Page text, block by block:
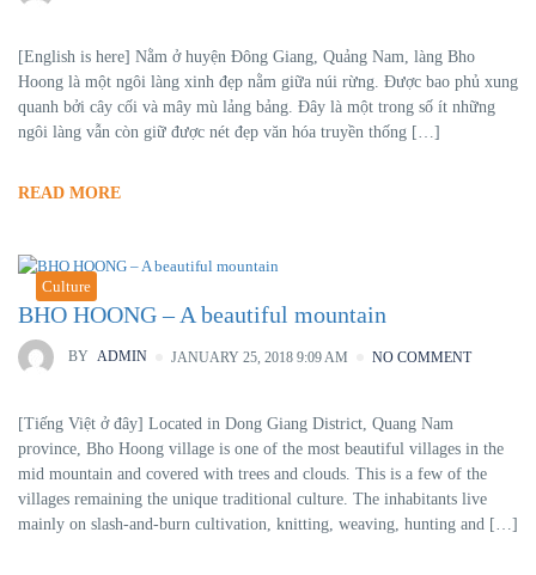
[English is here] Nằm ở huyện Đông Giang, Quảng Nam, làng Bho
Hoong là một ngôi làng xinh đẹp nằm giữa núi rừng. Được bao phủ xung
quanh bởi cây cối và mây mù lảng bảng. Đây là một trong số ít những
ngôi làng vẫn còn giữ được nét đẹp văn hóa truyền thống […]
READ MORE
Culture
BHO HOONG – A beautiful mountain
BY ADMIN JANUARY 25, 2018 9:09 AM NO COMMENT
[Tiếng Việt ở đây] Located in Dong Giang District, Quang Nam
province, Bho Hoong village is one of the most beautiful villages in the
mid mountain and covered with trees and clouds. This is a few of the
villages remaining the unique traditional culture. The inhabitants live
mainly on slash-and-burn cultivation, knitting, weaving, hunting and […]